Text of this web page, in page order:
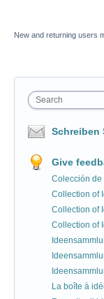
New and returning users
Search
Schreiben
Give
Colección de
Collection of
Collection of
Collection of
La boîte à